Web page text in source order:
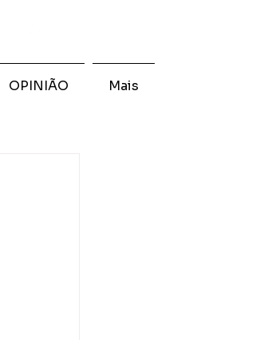
OPINIÃO Mais